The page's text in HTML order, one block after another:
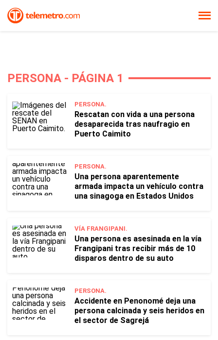
PERSONA - PÁGINA 1
PERSONA.
Rescatan con vida a una persona
desaparecida tras naufragio en
Puerto Caimito
PERSONA.
Una persona aparentemente
armada impacta un vehículo contra
una sinagoga en Estados Unidos
VÍA FRANGIPANI.
Una persona es asesinada en la vía
Frangipani tras recibir más de 10
disparos dentro de su auto
PERSONA.
Accidente en Penonomé deja una
persona calcinada y seis heridos en
el sector de Sagrejá